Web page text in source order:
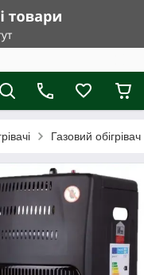
Газовий